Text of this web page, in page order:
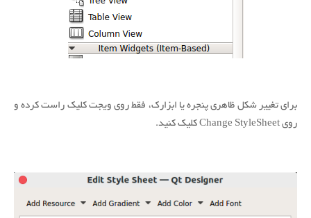
برای تغییر شکل ظاهری پنجره یا ابزارک، فقط روی ویجت کلیک راست کرده و
روی Change StyleSheet کلیک کنید.